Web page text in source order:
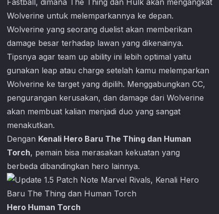
Fastball, dimana The Thing dan Hulk akan mengangkat
Wolverine untuk melemparkannya ke depan.
Wolverine yang seorang duelist akan memberikan
damage besar terhadap lawan yang dikenainya.
Tipsnya agar team up ability ini lebih optimal yaitu
gunakan leap atau charge setelah kamu melemparkan
Wolverine ke target yang dipilih. Menggabungkan CC,
pengurangan kerusakan, dan damage dari Wolverine
akan membuat kalian menjadi duo yang sangat
menakutkan.
Dengan Kenali Hero Baru The Thing dan Human
Torch, pemain bisa merasakan kekuatan yang
berbeda dibandingkan hero lainnya.
Hero Human Torch